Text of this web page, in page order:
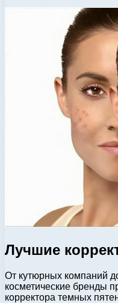
Лучшие
От кутюрных компаний
косметические бренды
корректора темных